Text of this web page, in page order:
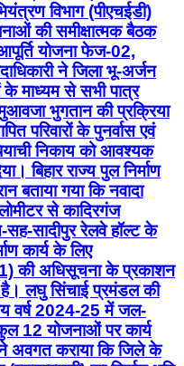
विभाग (पीएचईडी)
की समीक्षात्मक बैठक
योजना फेज-02,
ने जिला भू-अर्जन
के माध्यम से सभी पात्र
भुगतान की प्रक्रिया
परिवारों के पुनर्वास एवं
निकाय को आवश्यक
बिहार राज्य पुल निर्माण
बताया गया कि नवादा
से कादिरगंज
सादीपुर रेलवे हॉल्ट के
कार्य के लिए
की अधिसूचना के प्रकाशन
है। लघु सिंचाई प्रमंडल की
वर्ष 2024-25 में जल-
12 योजनाओं पर कार्य
ने अवगत कराया कि जिले के